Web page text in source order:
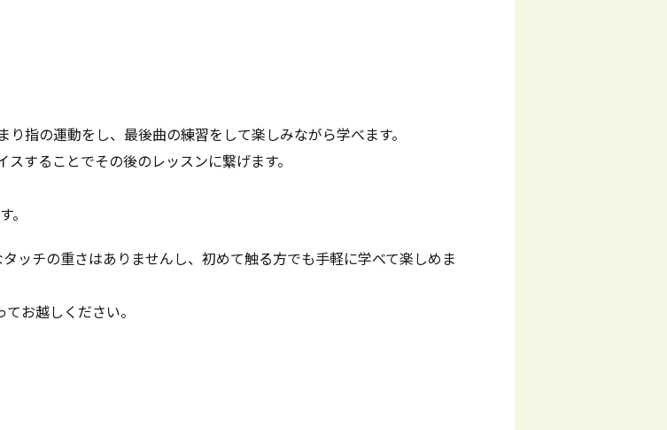
指の運動をし、最後曲の練習をして楽しみながら学べます。
することでその後のレッスンに繋げます。
ッチの重さはありませんし、初めて触る方でも手軽に学べて楽しめま
お越しください。